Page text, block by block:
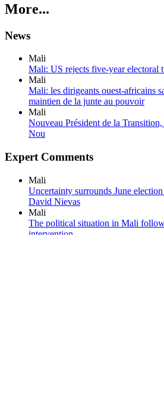
More...
News
Mali
Mali: US rejects five-year electoral
Mali
Mali: les dirigeants ouest-africains
maintien de la junte au pouvoir
Mali
Nouveau Président de la
Nou
Expert Comments
Mali
Uncertainty surrounds June election
David Nievas
Mali
The political situation in Mali
intervention